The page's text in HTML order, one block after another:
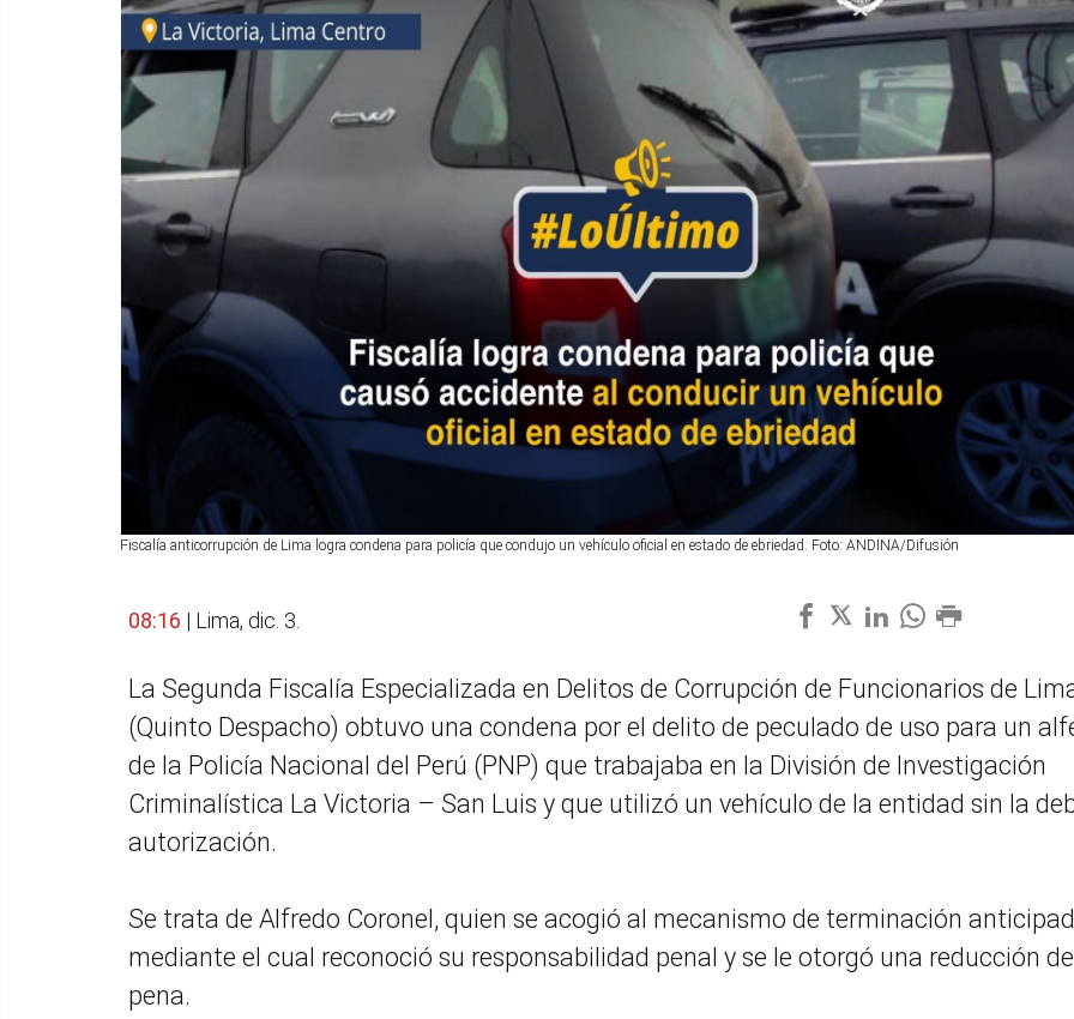
Fiscalía anticorrupción de Lima logra condena para policía que condujo un vehículo oficial en estado de ebriedad. Foto: ANDINA/Difusión
08:16 | Lima, dic. 3.
La Segunda Fiscalía Especializada en Delitos de Corrupción de Funcionarios de
(Quinto Despacho) obtuvo una condena por el delito de peculado de uso para un
de la Policía Nacional del Perú (PNP) que trabajaba en la División de Investigación
Criminalística La Victoria – San Luis y que utilizó un vehículo de la entidad sin la
autorización.
Se trata de Alfredo Coronel, quien se acogió al mecanismo de terminación
mediante el cual reconoció su responsabilidad penal y se le otorgó una reducción
pena.